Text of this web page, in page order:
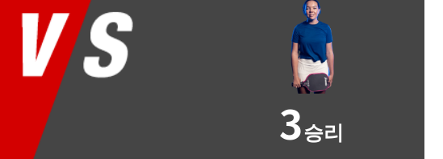
3승리